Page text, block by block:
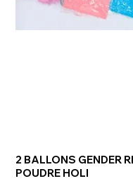
2 BALLONS GENDER
POUDRE HOLI